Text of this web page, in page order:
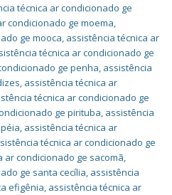
técnica ar condicionado ge
condicionado ge moema,
ge mooca, assistência técnica ar
técnica ar condicionado ge
ge penha, assistência
, assistência técnica ar
técnica ar condicionado ge
ge pirituba, assistência
, assistência técnica ar
técnica ar condicionado ge
ar condicionado ge sacomã,
ge santa cecília, assistência
efigênia, assistência técnica ar